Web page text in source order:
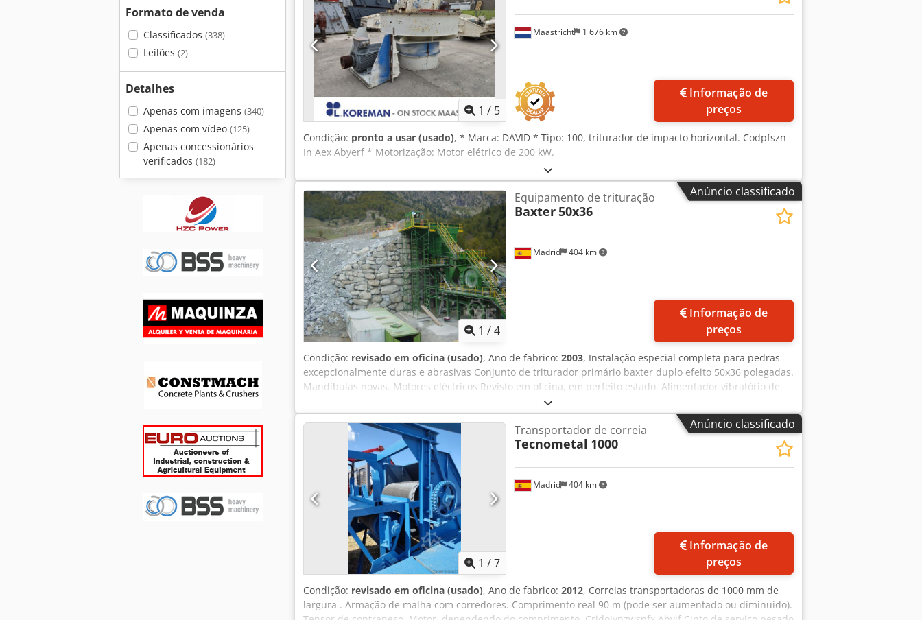
Formato de venda
Classificados (338)
Leilões (2)
Detalhes
Apenas com imagens (340)
Apenas com vídeo (125)
Apenas concessionários
verificados (182)
1 / 5
Maastricht 1 676 km
preços
Condição: pronto a usar (usado), * Marca: DAVID * Tipo: 100, triturador de impacto horizontal. Codpfszn
In Aex Abyerf * Motorização: Motor elétrico de 200 kW.
Anúncio classificado
1 /4
Madrid 404 km
Equipamento de trituração
Baxter50x36
preços
Condição: revisado em oficina (usado), Ano de fabrico: 2003, Instalação especial completa para pedras
excepcionalmente duras e abrasivas Conjunto de triturador primário baxter duplo efeito 50x36 polegadas.
Mandíbulas novas. Motores eléctricos Revisto em oficina, em perfeito estado. Alimentador vibratório de
pré-peneira. 1400x6000 mm Tremonha com capacidade para 40 m3 Montada em estrutura metálica
aparafusada, Britadeiras giratórias Svedala 16-45 Asteca 2500x6000 mm Ecrã de 3 andares Correias
transportadoras, etc. Crodpfsim D Uujx Abyef
Anúncio classificado
1 /7
Madrid 404 km
Transportador de correia
Tecnometal 1000
preços
Condição: revisado em oficina (usado), Ano de fabrico: 2012, Correias transportadoras de 1000 mm de
largura . Armação de malha com corredores. Comprimento real 90 m (pode ser aumentado ou diminuído).